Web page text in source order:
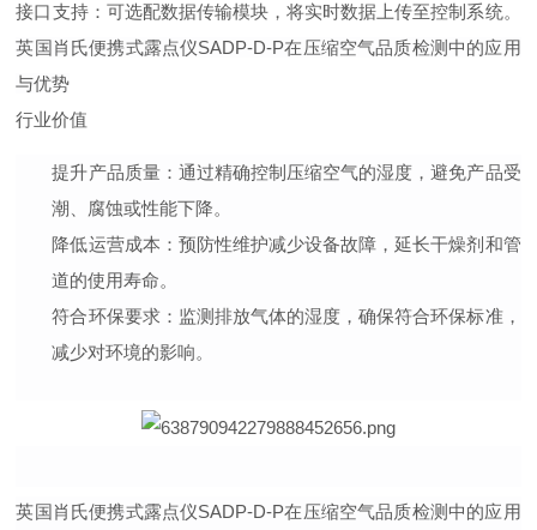
接口支持：可选配数据传输模块，将实时数据上传至控制系统。
英国肖氏便携式露点仪SADP-D-P在压缩空气品质检测中的应用
与优势
行业价值
提升产品质量：通过精确控制压缩空气的湿度，避免产品受
潮、腐蚀或性能下降。
降低运营成本：预防性维护减少设备故障，延长干燥剂和管
道的使用寿命。
符合环保要求：监测排放气体的湿度，确保符合环保标准，
减少对环境的影响。
英国肖氏便携式露点仪SADP-D-P在压缩空气品质检测中的应用